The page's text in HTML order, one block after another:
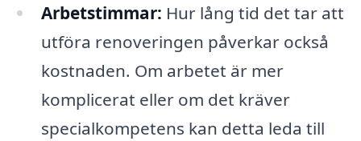
Arbetstimmar: Hur lång tid det tar att
utföra renoveringen påverkar också
kostnaden. Om arbetet är mer
komplicerat eller om det kräver
specialkompetens kan detta leda till